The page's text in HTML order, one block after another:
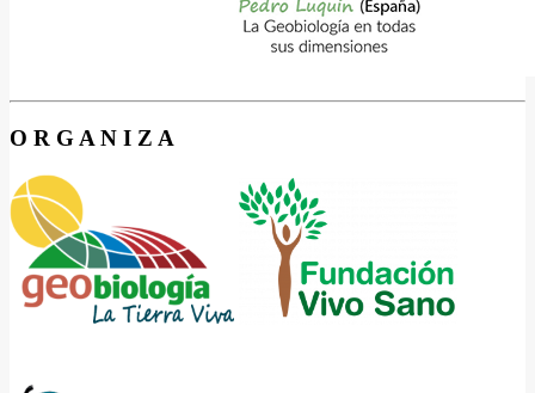
O R G A N I Z A